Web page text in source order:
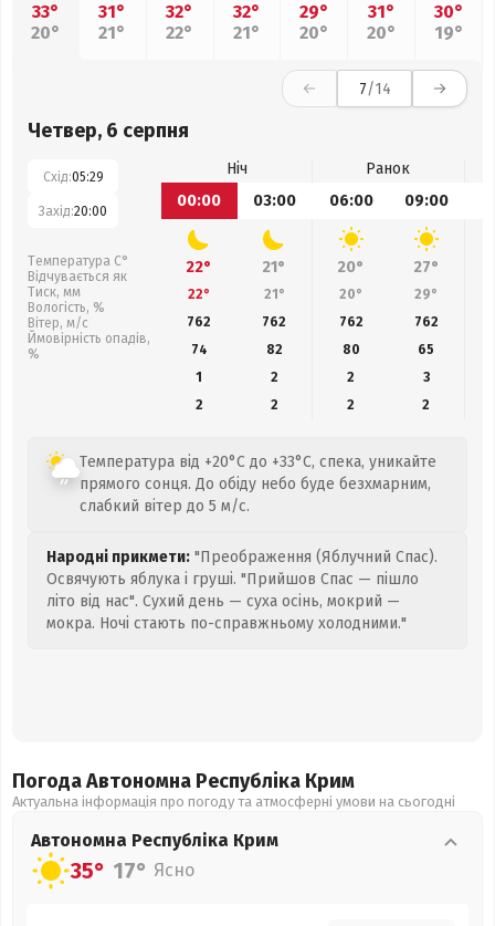
33°
20°
31°
21°
32°
22°
32°
21°
29°
20°
31°
20°
30°
19°
7/14
Четвер, 6 серпня
Схід:05:29
Захід:20:00
Температура С°
Відчувається як
Тиск, мм
Вологість, %
Вітер, м/с
Ймовірність опадів,
%
Ніч
Ранок
00:00
03:00 06:00 09:00
22° 21° 20° 27°
22° 21° 20° 29°
762
762 762 762
74
82 80 65
1
2 2
3
2
2 2 2
Температура від +20°C до +33°C, спека, уникайте
прямого сонця. До обіду небо буде безхмарним,
слабкий вітер до 5 м/с.
Народні прикмети: "Преображення (Яблучний Спас).
Освячують яблука і груші. "Прийшов Спас — пішло
літо від нас". Сухий день — суха осінь, мокрий —
мокра. Ночі стають по-справжньому холодними."
Погода Автономна Республіка Крим
Актуальна інформація про погоду та атмосферні умови на сьогодні
Автономна Республіка Крим
35° 17° Ясно